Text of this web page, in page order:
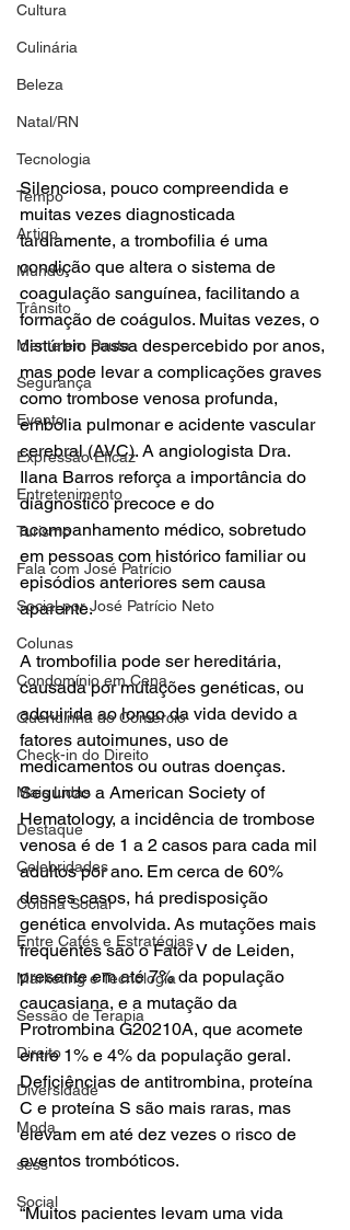
Cultura
Culinária
Beleza
Natal/RN
Tecnologia
Tempo
Artigo
Mundo
Trânsito
Mente em Pauta
Segurança
Evento
Expressão Eficaz
Entretenimento
Turismo
Fala com José Patrício
Social por José Patrício Neto
Colunas
Condomínio em Cena
Queridinha do Comércio
Check-in do Direito
Mais Lidas
Destaque
Celebridades
Coluna Social
Entre Cafés e Estratégias
Marketing e Tecnologia
Sessão de Terapia
Direito
Diversidade
Moda
sess
Social
Silenciosa, pouco compreendida e
muitas vezes diagnosticada
tardiamente, a trombofilia é uma
condição que altera o sistema de
coagulação sanguínea, facilitando a
formação de coágulos. Muitas vezes, o
distúrbio passa despercebido por anos,
mas pode levar a complicações graves
como trombose venosa profunda,
embolia pulmonar e acidente vascular
cerebral (AVC). A angiologista Dra.
Ilana Barros reforça a importância do
diagnóstico precoce e do
acompanhamento médico, sobretudo
em pessoas com histórico familiar ou
episódios anteriores sem causa
aparente.
A trombofilia pode ser hereditária,
causada por mutações genéticas, ou
adquirida ao longo da vida devido a
fatores autoimunes, uso de
medicamentos ou outras doenças.
Segundo a American Society of
Hematology, a incidência de trombose
venosa é de 1 a 2 casos para cada mil
adultos por ano. Em cerca de 60%
desses casos, há predisposição
genética envolvida. As mutações mais
frequentes são o Fator V de Leiden,
presente em até 7% da população
caucasiana, e a mutação da
Protrombina G20210A, que acomete
entre 1% e 4% da população geral.
Deficiências de antitrombina, proteína
C e proteína S são mais raras, mas
elevam em até dez vezes o risco de
eventos trombóticos.
“Muitos pacientes levam uma vida